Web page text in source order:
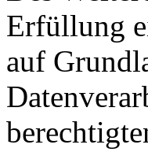
Erfüllung
auf